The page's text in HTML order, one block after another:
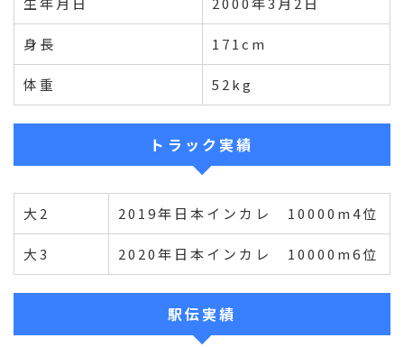
身長 171cm
体重 52kg
トラック実績
大2 2019年日本インカレ 10000m4位
大3 2020年日本インカレ 10000m6位
駅伝実績